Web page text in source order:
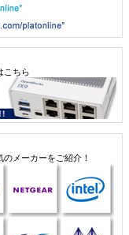
こちら
メーカーをご紹介！